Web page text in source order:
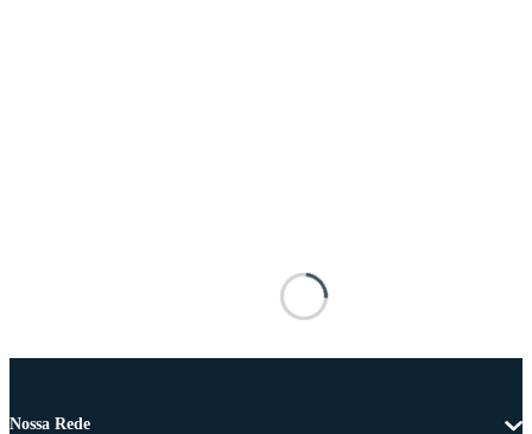
Nossa Rede